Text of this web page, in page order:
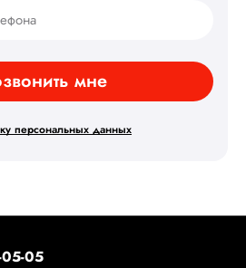
мне
персональных данных
05